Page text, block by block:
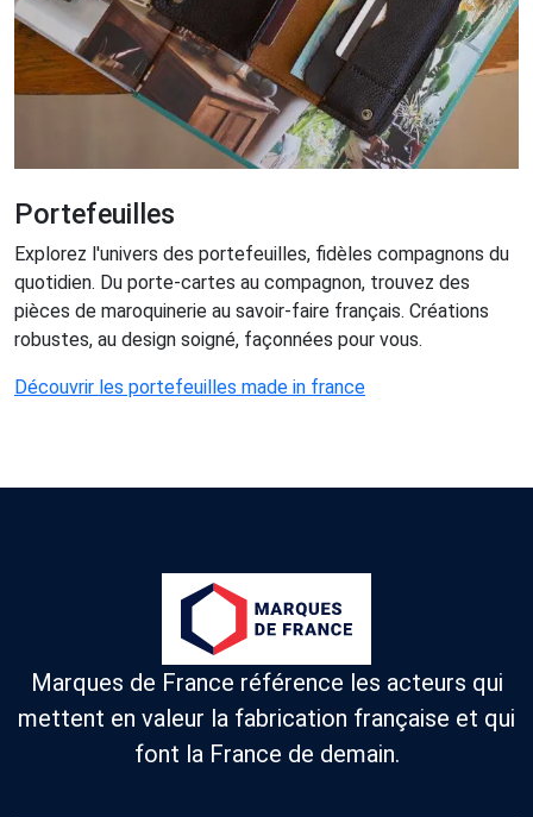
Portefeuilles
Explorez l'univers des portefeuilles, fidèles compagnons du
quotidien. Du porte-cartes au compagnon, trouvez des
pièces de maroquinerie au savoir-faire français. Créations
robustes, au design soigné, façonnées pour vous.
Découvrir les portefeuilles made in france
Marques de France référence les acteurs qui
mettent en valeur la fabrication française et qui
font la France de demain.